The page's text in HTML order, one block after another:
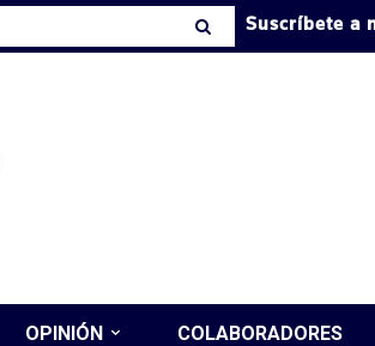
Suscríbete a
OPINIÓN COLABORADORES